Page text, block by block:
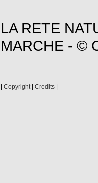
LA RETE
MARCHE - ©
Copyright| Credits